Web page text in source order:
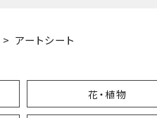
アートシート
花・植物